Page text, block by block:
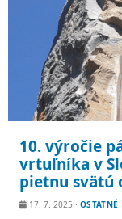
10. výročie
vrtuľníka v
pietnu svätú
17. 7. 2025 · OSTATNÉ